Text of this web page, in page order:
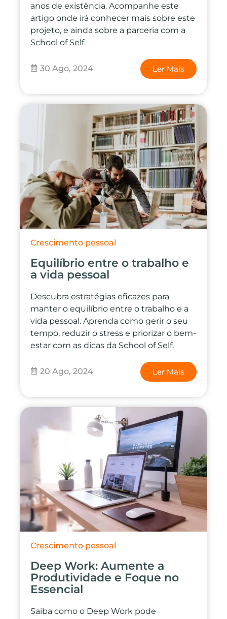
anos de existência. Acompanhe este
artigo onde irá conhecer mais sobre este
projeto, e ainda sobre a parceria com a
School of Self.
30 Ago, 2024 Ler Mais
Crescimento pessoal
Equilíbrio entre o trabalho e
a vida pessoal
Descubra estratégias eficazes para
manter o equilíbrio entre o trabalho e a
vida pessoal. Aprenda como gerir o seu
tempo, reduzir o stress e priorizar o bem-
estar com as dicas da School of Self.
20 Ago, 2024 Ler Mais
Crescimento pessoal
Deep Work: Aumente a
Produtividade e Foque no
Essencial
Saiba como o Deep Work pode